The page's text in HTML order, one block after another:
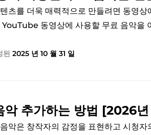
츠를 더욱 매력적으로 만들려면 동영
동영상에 사용할 무료 음악을
된 2025 년 10 월 31 일
악 추가하는 방법 [2026
악은 창작자의 감정을 표현하고 시청